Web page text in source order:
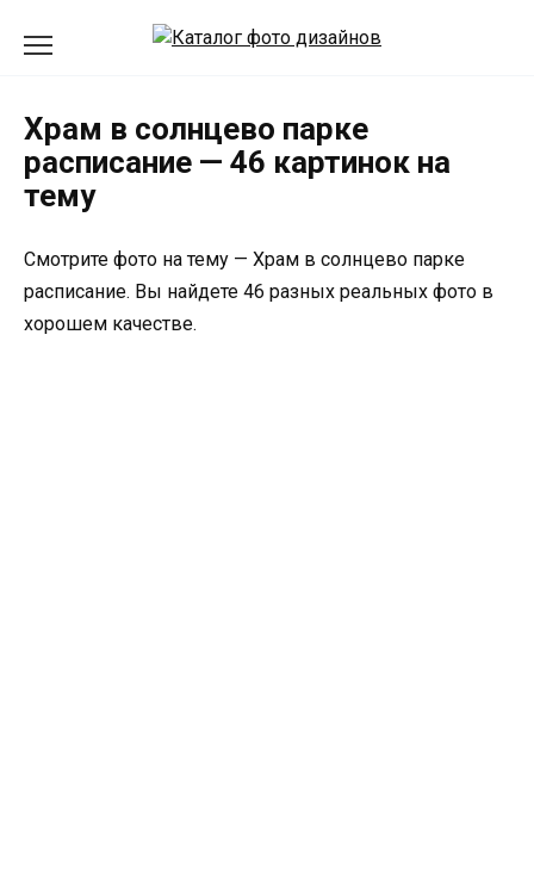
Храм в солнцево парке
расписание — 46 картинок на
тему
Смотрите фото на тему — Храм в солнцево парке
расписание. Вы найдете 46 разных реальных фото в
хорошем качестве.